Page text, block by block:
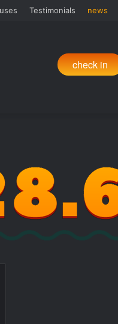
Testimonials news
check in